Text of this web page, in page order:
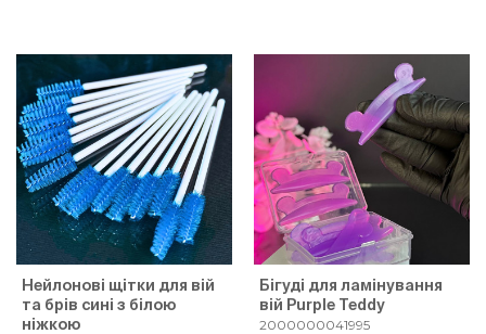
Нейлонові щітки для вій
та брів сині з білою
ніжкою
Бігуді для ламінування
вій Purple Teddy
2000000041995